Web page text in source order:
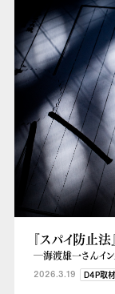
『スパイ防止
―海渡雄一さんイン
2026.3.19 D4P取